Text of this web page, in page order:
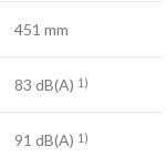
451 mm
83 dB(A) 1)
91 dB(A) 1)